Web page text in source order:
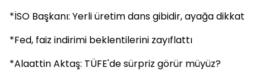
*İSO Başkanı: Yerli üretim dans gibidir, ayağa dikkat
*Fed, faiz indirimi beklentilerini zayıflattı
*Alaattin Aktaş: TÜFE'de sürpriz görür müyüz?